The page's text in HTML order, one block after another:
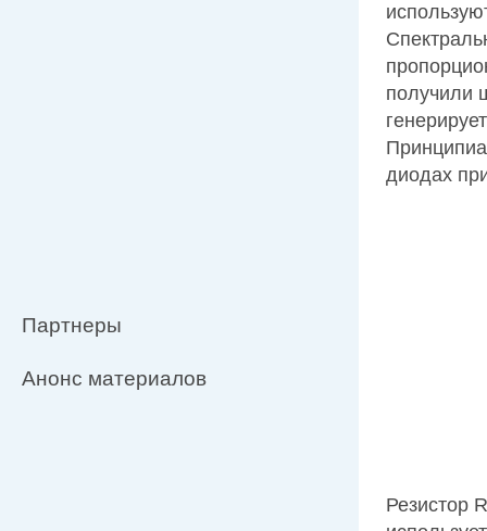
Партнеры
Анонс материалов
получили
диодах
Резистор